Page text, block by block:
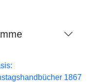
1867